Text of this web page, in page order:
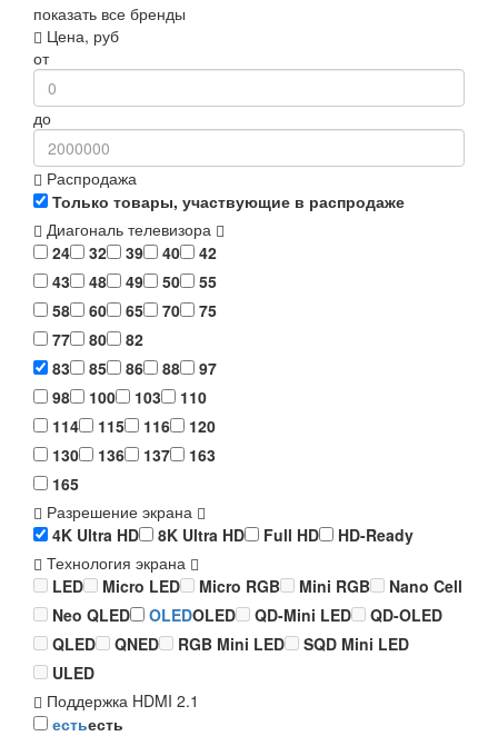
показать все бренды
Цена, руб
от
до
Распродажа
Только товары, участвующие в распродаже
Диагональ телевизора
24
32 39 40
42
43
48 49 50
55
58
60 65 70
75
77
80
82
83
85 86 88
97
98
100 103
110
114
115 116
120
130
136 137
163
165
Разрешение экрана
4K Ultra HD
8K Ultra HD Full HD
HD-Ready
Технология экрана
LED
Micro LED Micro RGB Mini RGB
Nano Cell
Neo QLED
OLEDOLED QD-Mini LED
QD-OLED
QLED
QNED RGB Mini LED
SQD Mini LED
ULED
Поддержка HDMI 2.1
естьесть